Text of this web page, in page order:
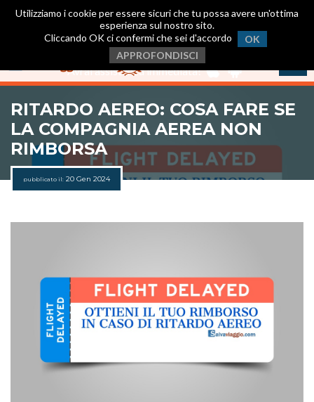
Utilizziamo i cookie per essere sicuri che tu possa avere un'ottima
esperienza sul nostro sito.
Cliccando OK ci confermi che sei d'accordo
OK
APPROFONDISCI
Scarica ora la nostra App
Avrai assistenza immediata!
RITARDO AEREO: COSA FARE SE
LA COMPAGNIA AEREA NON
RIMBORSA
pubblicato il: 20 Gen 2024